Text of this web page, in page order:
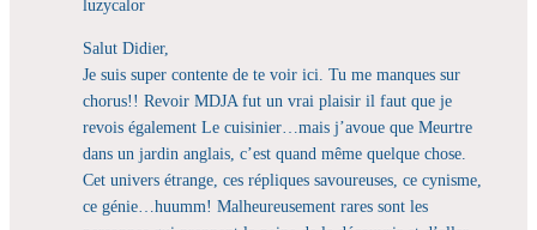
luzycalor
Salut Didier,
Je suis super contente de te voir ici. Tu me manques sur
chorus!! Revoir MDJA fut un vrai plaisir il faut que je
revois également Le cuisinier…mais j’avoue que Meurtre
dans un jardin anglais, c’est quand même quelque chose.
Cet univers étrange, ces répliques savoureuses, ce cynisme,
ce génie…huumm! Malheureusement rares sont les